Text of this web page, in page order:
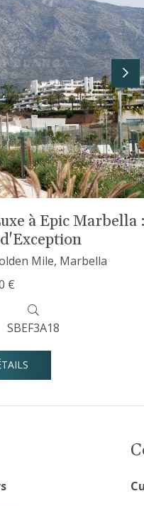
à Epic Marbella
Mile, Marbella
€
SBEF3A18